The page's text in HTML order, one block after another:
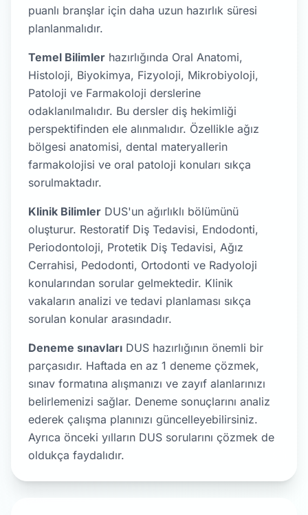
puanlı branşlar için daha uzun hazırlık süresi
planlanmalıdır.
Temel Bilimler hazırlığında Oral Anatomi,
Histoloji, Biyokimya, Fizyoloji, Mikrobiyoloji,
Patoloji ve Farmakoloji derslerine
odaklanılmalıdır. Bu dersler diş hekimliği
perspektifinden ele alınmalıdır. Özellikle ağız
bölgesi anatomisi, dental materyallerin
farmakolojisi ve oral patoloji konuları sıkça
sorulmaktadır.
Klinik Bilimler DUS'un ağırlıklı bölümünü
oluşturur. Restoratif Diş Tedavisi, Endodonti,
Periodontoloji, Protetik Diş Tedavisi, Ağız
Cerrahisi, Pedodonti, Ortodonti ve Radyoloji
konularından sorular gelmektedir. Klinik
vakaların analizi ve tedavi planlaması sıkça
sorulan konular arasındadır.
Deneme sınavları DUS hazırlığının önemli bir
parçasıdır. Haftada en az 1 deneme çözmek,
sınav formatına alışmanızı ve zayıf alanlarınızı
belirlemenizi sağlar. Deneme sonuçlarını analiz
ederek çalışma planınızı güncelleyebilirsiniz.
Ayrıca önceki yılların DUS sorularını çözmek de
oldukça faydalıdır.